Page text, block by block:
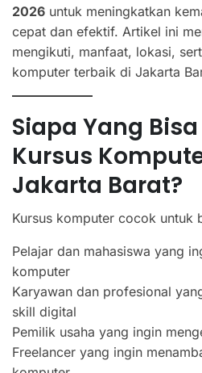
2026 untuk meningkatkan
cepat dan efektif. Artikel ini
mengikuti, manfaat, lokasi,
komputer terbaik di Jakarta
Siapa Yang
Kursus
Jakarta Barat?
Kursus komputer cocok untuk
Pelajar dan mahasiswa yang
komputer
Karyawan dan profesional
skill digital
Pemilik usaha yang ingin
Freelancer yang ingin